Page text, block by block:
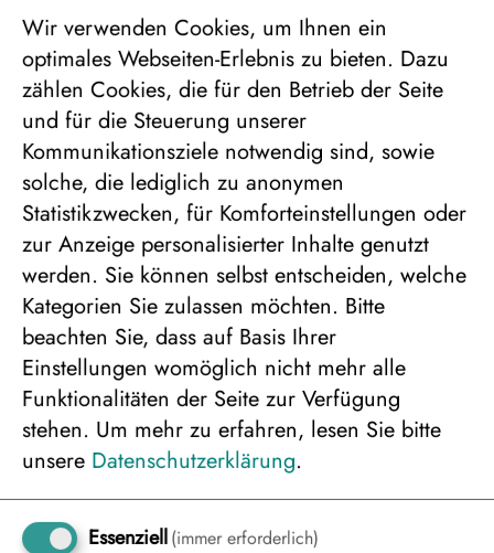
Gewünschter Reisebeginn:
Bitte wählen Sie die
Personenanzahl für die
gewünschte
Unterbringung
Wir verwenden Cookies, um Ihnen ein
optimales Webseiten-Erlebnis zu bieten. Dazu
zählen Cookies, die für den Betrieb der Seite
und für die Steuerung unserer
Kommunikationsziele notwendig sind, sowie
solche, die lediglich zu anonymen
Statistikzwecken, für Komforteinstellungen oder
zur Anzeige personalisierter Inhalte genutzt
werden. Sie können selbst entscheiden, welche
Kategorien Sie zulassen möchten. Bitte
beachten Sie, dass auf Basis Ihrer
Einstellungen womöglich nicht mehr alle
Funktionalitäten der Seite zur Verfügung
stehen. Um mehr zu erfahren, lesen Sie bitte
unsere Datenschutzerklärung.
Essenziell(immer erforderlich)